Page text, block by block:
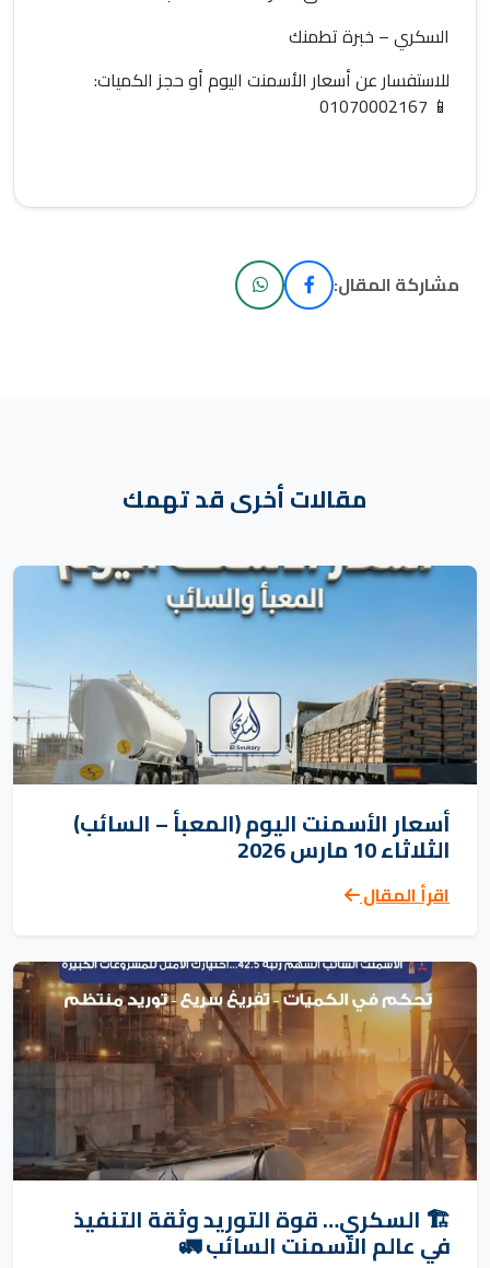
السكري – خبرة تطمنك
للاستفسار عنأسعار الأسمنت اليومأو حجز الكميات:
📱
01070002167
مشاركة المقال:
مقالات أخرى قد تهمك
أسعار الأسمنت اليوم (المعبأ – السائب)
الثلاثاء 10 مارس 2026
اقرأ المقال
🏗️ السكري… قوة التوريد وثقة التنفيذ
في عالم الأسمنت السائب 🚛